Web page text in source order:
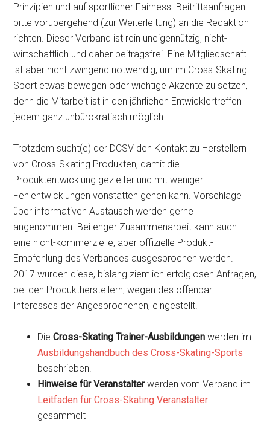
Prinzipien und auf sportlicher Fairness. Beitrittsanfragen
bitte vorübergehend (zur Weiterleitung) an die Redaktion
richten. Dieser Verband ist rein uneigennützig, nicht-
wirtschaftlich und daher beitragsfrei. Eine Mitgliedschaft
ist aber nicht zwingend notwendig, um im Cross-Skating
Sport etwas bewegen oder wichtige Akzente zu setzen,
denn die Mitarbeit ist in den jährlichen Entwicklertreffen
jedem ganz unbürokratisch möglich.
Trotzdem sucht(e) der DCSV den Kontakt zu Herstellern
von Cross-Skating Produkten, damit die
Produktentwicklung gezielter und mit weniger
Fehlentwicklungen vonstatten gehen kann. Vorschläge
über informativen Austausch werden gerne
angenommen. Bei enger Zusammenarbeit kann auch
eine nicht-kommerzielle, aber offizielle Produkt-
Empfehlung des Verbandes ausgesprochen werden.
2017 wurden diese, bislang ziemlich erfolglosen Anfragen,
bei den Produktherstellern, wegen des offenbar
Interesses der Angesprochenen, eingestellt.
DieCross-Skating Trainer-Ausbildungen werden im
Ausbildungshandbuch des Cross-Skating-Sports
beschrieben.
Hinweise für Veranstalterwerden vom Verband im
Leitfaden für Cross-Skating Veranstalter
gesammelt